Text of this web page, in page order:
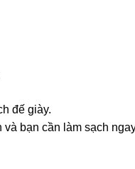
đế giày.
bạn cần làm sạch